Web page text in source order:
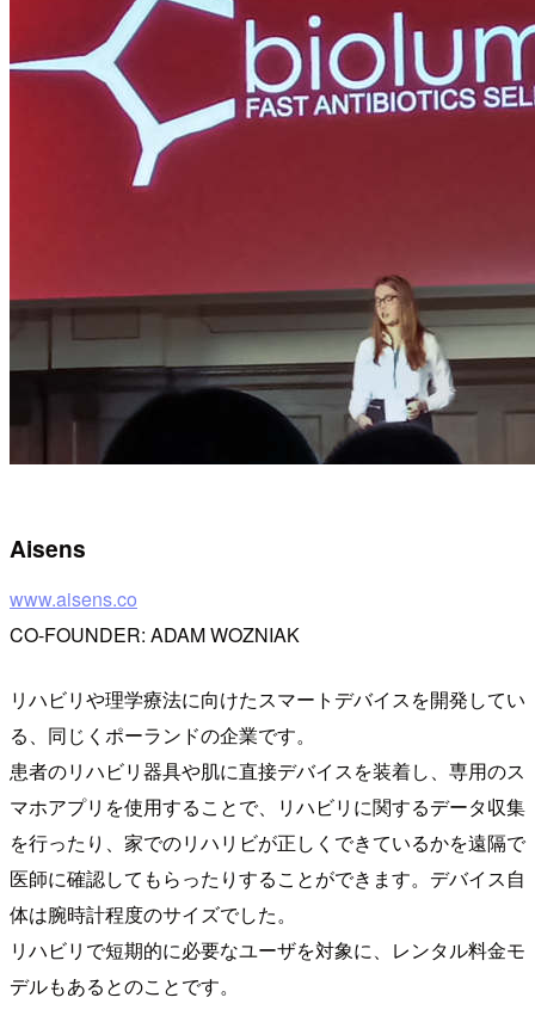
Aisens
www.aisens.co
CO-FOUNDER: ADAM WOZNIAK
リハビリや理学療法に向けたスマートデバイスを開発してい
る、同じくポーランドの企業です。
患者のリハビリ器具や肌に直接デバイスを装着し、専用のス
マホアプリを使用することで、リハビリに関するデータ収集
を行ったり、家でのリハリビが正しくできているかを遠隔で
医師に確認してもらったりすることができます。デバイス自
体は腕時計程度のサイズでした。
リハビリで短期的に必要なユーザを対象に、レンタル料金モ
デルもあるとのことです。